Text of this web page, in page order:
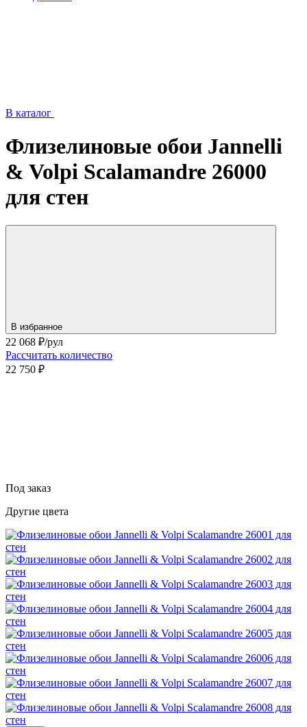
В каталог
Флизелиновые обои Jannelli
& Volpi Scalamandre 26000
для стен
В избранное
22 068 ₽/рул
Рассчитать количество
22 750 ₽
Под заказ
Другие цвета